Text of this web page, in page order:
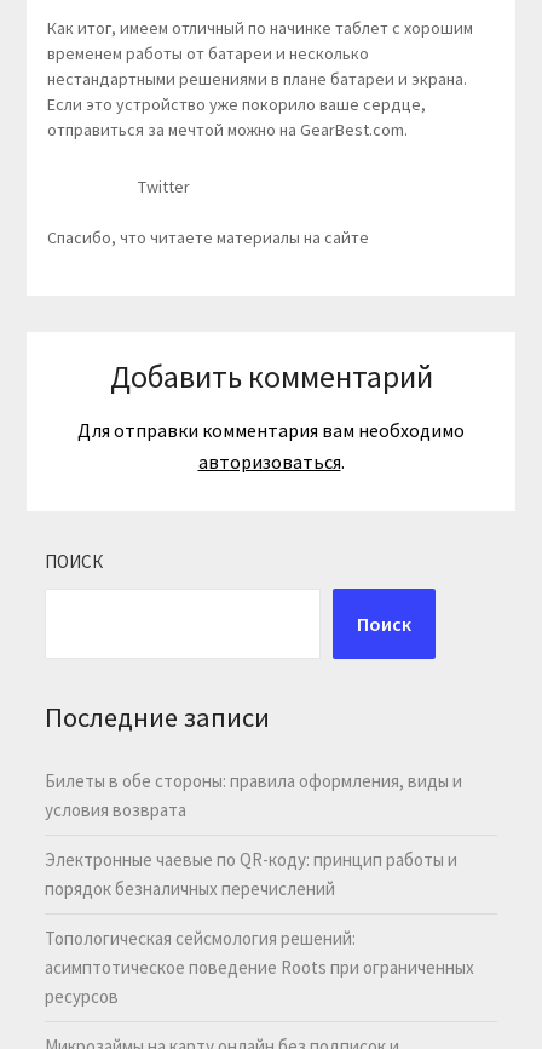
Как итог, имеем отличный по начинке таблет с хорошим
временем работы от батареи и несколько
нестандартными решениями в плане батареи и экрана.
Если это устройство уже покорило ваше сердце,
отправиться за мечтой можно на GearBest.com.
Twitter
Спасибо, что читаете материалы на сайте
Добавить комментарий
Для отправки комментария вам необходимо
авторизоваться.
ПОИСК
Поиск
Последние записи
Билеты в обе стороны: правила оформления, виды и
условия возврата
Электронные чаевые по QR-коду: принцип работы и
порядок безналичных перечислений
Топологическая сейсмология решений:
асимптотическое поведение Roots при ограниченных
ресурсов